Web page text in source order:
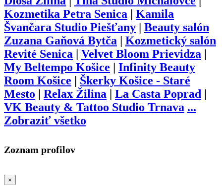
Kozmetika Petra Senica
Kamila
Švančara Studio Piešťany
Beauty salón
Zuzana Gaňová Bytča
Kozmetický salón
Revité Senica
Velvet Bloom Prievidza
My Beltempo Košice
Infinity Beauty
Room Košice
Škerky Košice - Staré
Mesto
Relax Žilina La Casta Poprad
VK Beauty & Tattoo Studio Trnava ...
Zobraziť všetko
Zoznam profilov
×